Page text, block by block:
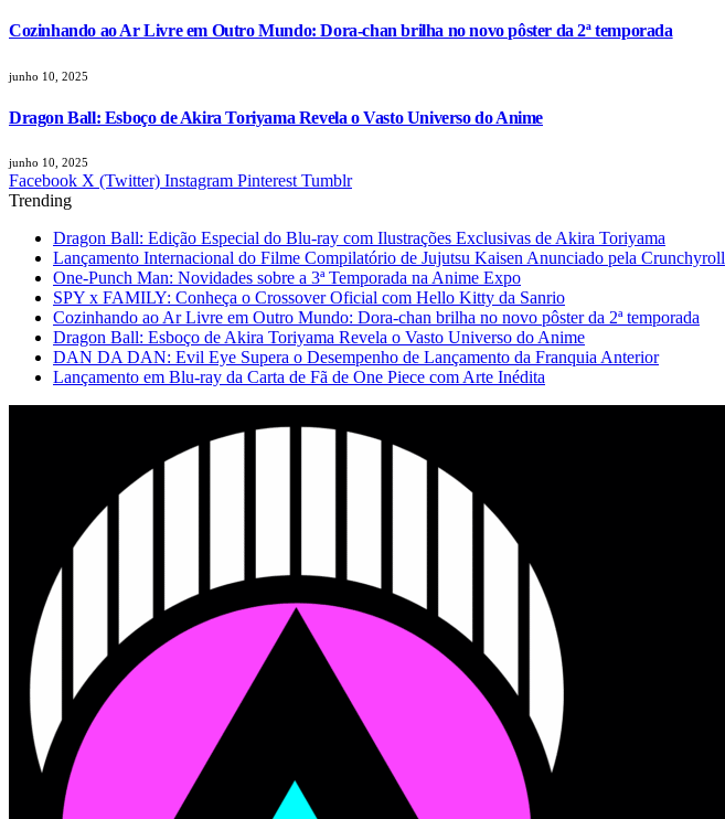
Cozinhando ao Ar Livre em Outro Mundo: Dora-chan brilha no novo pôster da 2ª temporada
junho 10, 2025
Dragon Ball: Esboço de Akira Toriyama Revela o Vasto Universo do Anime
junho 10, 2025
Facebook X (Twitter) Instagram Pinterest Tumblr
Trending
Dragon Ball: Edição Especial do Blu-ray com Ilustrações Exclusivas de Akira Toriyama
Lançamento Internacional do Filme Compilatório de Jujutsu Kaisen Anunciado pela Crunchyroll
One-Punch Man: Novidades sobre a 3ª Temporada na Anime Expo
SPY x FAMILY: Conheça o Crossover Oficial com Hello Kitty da Sanrio
Cozinhando ao Ar Livre em Outro Mundo: Dora-chan brilha no novo pôster da 2ª temporada
Dragon Ball: Esboço de Akira Toriyama Revela o Vasto Universo do Anime
DAN DA DAN: Evil Eye Supera o Desempenho de Lançamento da Franquia Anterior
Lançamento em Blu-ray da Carta de Fã de One Piece com Arte Inédita